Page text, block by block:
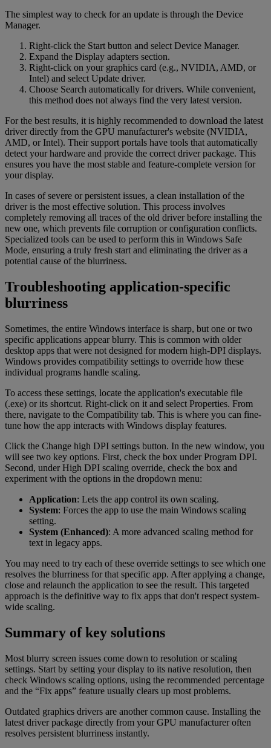
The simplest way to check for an update is through the Device
Manager.
Right-click the Start button and select Device Manager.
Expand the Display adapters section.
Right-click on your graphics card (e.g., NVIDIA, AMD, or
Intel) and select Update driver.
Choose Search automatically for drivers. While convenient,
this method does not always find the very latest version.
For the best results, it is highly recommended to download the latest
driver directly from the GPU manufacturer's website (NVIDIA,
AMD, or Intel). Their support portals have tools that automatically
detect your hardware and provide the correct driver package. This
ensures you have the most stable and feature-complete version for
your display.
In cases of severe or persistent issues, a clean installation of the
driver is the most effective solution. This process involves
completely removing all traces of the old driver before installing the
new one, which prevents file corruption or configuration conflicts.
Specialized tools can be used to perform this in Windows Safe
Mode, ensuring a truly fresh start and eliminating the driver as a
potential cause of the blurriness.
Troubleshooting application-specific
blurriness
Sometimes, the entire Windows interface is sharp, but one or two
specific applications appear blurry. This is common with older
desktop apps that were not designed for modern high-DPI displays.
Windows provides compatibility settings to override how these
individual programs handle scaling.
To access these settings, locate the application's executable file
(.exe) or its shortcut. Right-click on it and select Properties. From
there, navigate to the Compatibility tab. This is where you can fine-
tune how the app interacts with Windows display features.
Click the Change high DPI settings button. In the new window, you
will see two key options. First, check the box under Program DPI.
Second, under High DPI scaling override, check the box and
experiment with the options in the dropdown menu:
Application: Lets the app control its own scaling.
System: Forces the app to use the main Windows scaling
setting.
System (Enhanced): A more advanced scaling method for
text in legacy apps.
You may need to try each of these override settings to see which one
resolves the blurriness for that specific app. After applying a change,
close and relaunch the application to see the result. This targeted
approach is the definitive way to fix apps that don't respect system-
wide scaling.
Summary of key solutions
Most blurry screen issues come down to resolution or scaling
settings. Start by setting your display to its native resolution, then
check Windows scaling options, using the recommended percentage
and the “Fix apps” feature usually clears up most problems.
Outdated graphics drivers are another common cause. Installing the
latest driver package directly from your GPU manufacturer often
resolves persistent blurriness instantly.